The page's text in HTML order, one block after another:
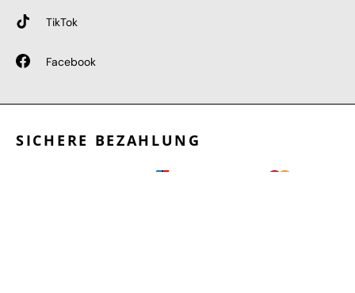
TikTok
Facebook
SICHERE BEZAHLUNG